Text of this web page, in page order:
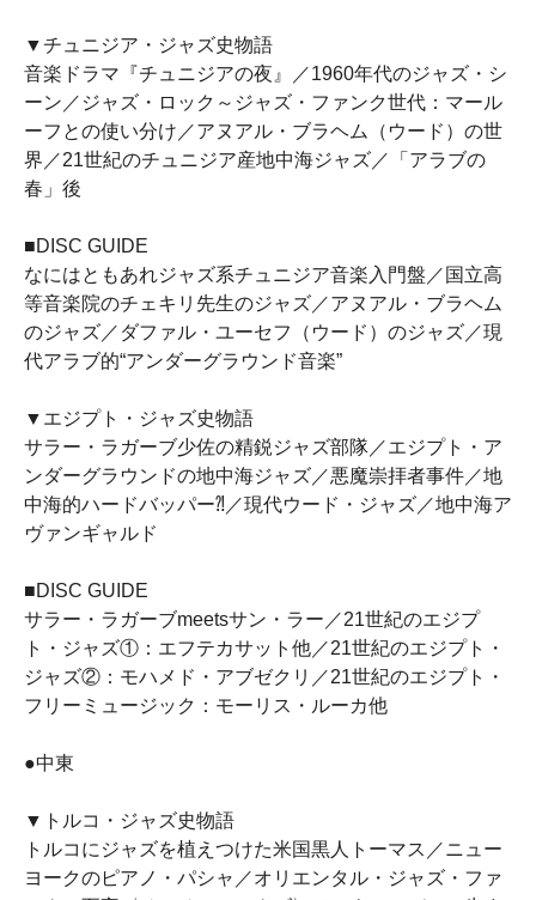
▼チュニジア・ジャズ史物語
音楽ドラマ『チュニジアの夜』／1960年代のジャズ・シ
ーン／ジャズ・ロック～ジャズ・ファンク世代：マール
ーフとの使い分け／アヌアル・ブラヘム（ウード）の世
界／21世紀のチュニジア産地中海ジャズ／「アラブの
春」後
■DISC GUIDE
なにはともあれジャズ系チュニジア音楽入門盤／国立高
等音楽院のチェキリ先生のジャズ／アヌアル・ブラヘム
のジャズ／ダファル・ユーセフ（ウード）のジャズ／現
代アラブ的“アンダーグラウンド音楽”
▼エジプト・ジャズ史物語
サラー・ラガーブ少佐の精鋭ジャズ部隊／エジプト・ア
ンダーグラウンドの地中海ジャズ／悪魔崇拝者事件／地
中海的ハードバッパー⁈／現代ウード・ジャズ／地中海ア
ヴァンギャルド
■DISC GUIDE
サラー・ラガーブmeetsサン・ラー／21世紀のエジプ
ト・ジャズ①：エフテカサット他／21世紀のエジプト・
ジャズ②：モハメド・アブゼクリ／21世紀のエジプト・
フリーミュージック：モーリス・ルーカ他
●中東
▼トルコ・ジャズ史物語
トルコにジャズを植えつけた米国黒人トーマス／ニュー
ヨークのピアノ・パシャ／オリエンタル・ジャズ・ファ